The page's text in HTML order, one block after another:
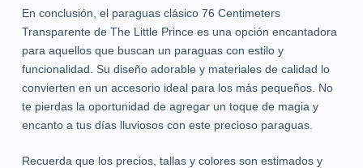
En conclusión, el paraguas clásico 76 Centimeters
Transparente de The Little Prince es una opción encantadora
para aquellos que buscan un paraguas con estilo y
funcionalidad. Su diseño adorable y materiales de calidad lo
convierten en un accesorio ideal para los más pequeños. No
te pierdas la oportunidad de agregar un toque de magia y
encanto a tus días lluviosos con este precioso paraguas.
Recuerda que los precios, tallas y colores son estimados y